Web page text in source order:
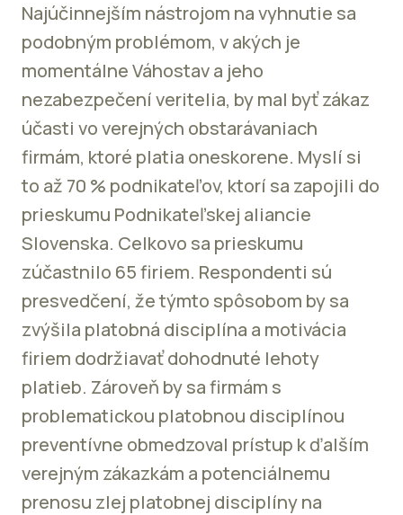
Najúčinnejším nástrojom na vyhnutie sa
podobným problémom, v akých je
momentálne Váhostav a jeho
nezabezpečení veritelia, by mal byť zákaz
účasti vo verejných obstarávaniach
firmám, ktoré platia oneskorene. Myslí si
to až 70 % podnikateľov, ktorí sa zapojili do
prieskumu Podnikateľskej aliancie
Slovenska. Celkovo sa prieskumu
zúčastnilo 65 firiem. Respondenti sú
presvedčení, že týmto spôsobom by sa
zvýšila platobná disciplína a motivácia
firiem dodržiavať dohodnuté lehoty
platieb. Zároveň by sa firmám s
problematickou platobnou disciplínou
preventívne obmedzoval prístup k ďalším
verejným zákazkám a potenciálnemu
prenosu zlej platobnej disciplíny na